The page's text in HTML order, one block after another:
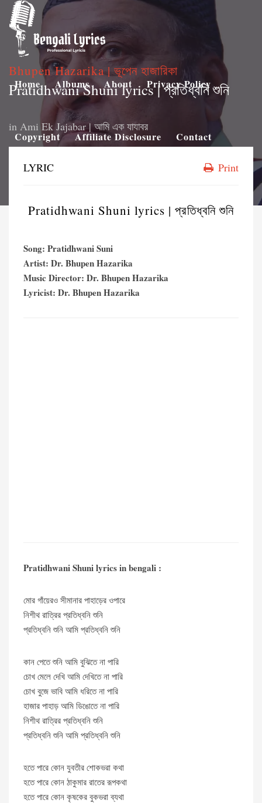
Home Albums About Privacy Policy
Copyright Affiliate Disclosure Contact
Bhupen Hazarika | ভূপেন হাজারিকা
Pratidhwani Shuni lyrics | প্রতিধ্বনি শুনি
in Ami Ek Jajabar | আমি এক যাযাবর
LYRIC Print
Pratidhwani Shuni lyrics | প্রতিধ্বনি শুনি
Song: Pratidhwani Suni
Artist: Dr. Bhupen Hazarika
Music Director: Dr. Bhupen Hazarika
Lyricist: Dr. Bhupen Hazarika
Pratidhwani Shuni lyrics in bengali :
মোর গাঁয়েরও সীমানার পাহাড়ের ওপারে
নিশীথ রাত্রির প্রতিধ্বনি শুনি
প্রতিধ্বনি শুনি আমি প্রতিধ্বনি শুনি
কান পেতে শুনি আমি বুঝিতে না পারি
চোখ মেলে দেখি আমি দেখিতে না পারি
চোখ বুজে ভাবি আমি ধরিতে না পারি
হাজার পাহাড় আমি ডিঙোতে না পারি
নিশীথ রাত্রির প্রতিধ্বনি শুনি
প্রতিধ্বনি শুনি আমি প্রতিধ্বনি শুনি
হতে পারে কোন যুবতীর শোকভরা কথা
হতে পারে কোন ঠাকুমার রাতের রূপকথা
হতে পারে কোন কৃষকের বুকভরা ব্যথা